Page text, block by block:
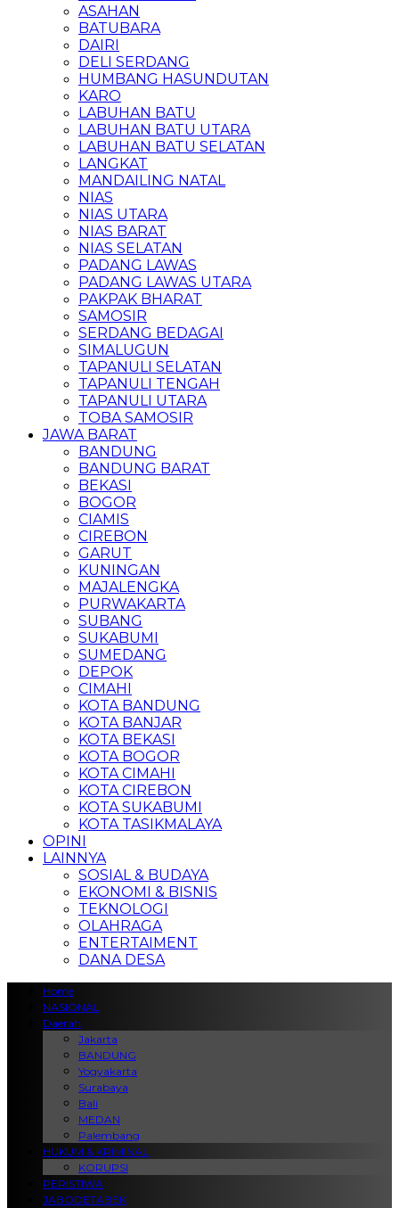
ASAHAN
BATUBARA
DAIRI
DELI SERDANG
HUMBANG HASUNDUTAN
KARO
LABUHAN BATU
LABUHAN BATU UTARA
LABUHAN BATU SELATAN
LANGKAT
MANDAILING NATAL
NIAS
NIAS UTARA
NIAS BARAT
NIAS SELATAN
PADANG LAWAS
PADANG LAWAS UTARA
PAKPAK BHARAT
SAMOSIR
SERDANG BEDAGAI
SIMALUGUN
TAPANULI SELATAN
TAPANULI TENGAH
TAPANULI UTARA
TOBA SAMOSIR
JAWA BARAT
BANDUNG
BANDUNG BARAT
BEKASI
BOGOR
CIAMIS
CIREBON
GARUT
KUNINGAN
MAJALENGKA
PURWAKARTA
SUBANG
SUKABUMI
SUMEDANG
DEPOK
CIMAHI
KOTA BANDUNG
KOTA BANJAR
KOTA BEKASI
KOTA BOGOR
KOTA CIMAHI
KOTA CIREBON
KOTA SUKABUMI
KOTA TASIKMALAYA
OPINI
LAINNYA
SOSIAL & BUDAYA
EKONOMI & BISNIS
TEKNOLOGI
OLAHRAGA
ENTERTAIMENT
DANA DESA
Home
NASIONAL
Daerah
Jakarta
BANDUNG
Yogyakarta
Surabaya
Bali
MEDAN
Palembang
HUKUM & KRIMINAL
KORUPSI
PERISTIWA
JABODETABEK